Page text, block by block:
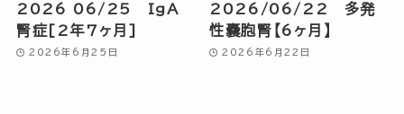
2026 06/25 IgA
腎症[2年7ヶ月]
2026年6月25日
2026/06/22 多発
性嚢胞腎【6ヶ月】
2026年6月22日